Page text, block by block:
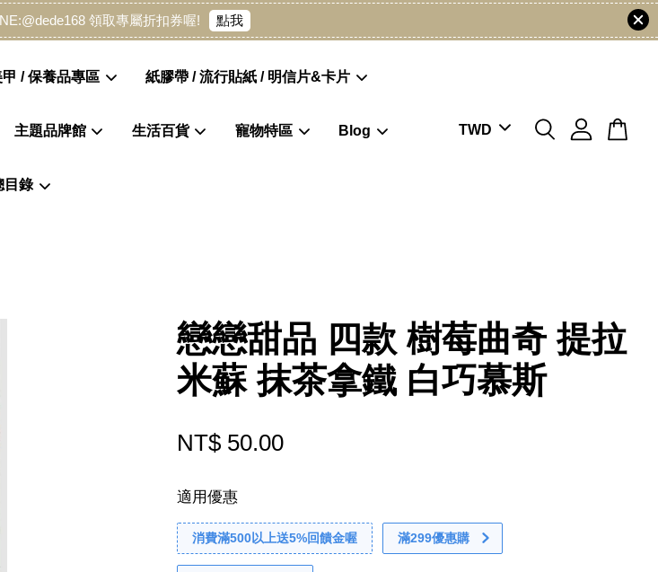
領取專屬折扣券喔! 點我
甲 / 保養品專區 紙膠帶 / 流行貼紙 / 明信片&卡片
主題品牌館 生活百貨 寵物特區 Blog
目錄
戀戀甜品 四款 樹莓曲奇 提拉
米蘇 抹茶拿鐵 白巧慕斯
NT$ 50.00
適用優惠
消費滿500以上送5%回饋金喔 滿299優惠購